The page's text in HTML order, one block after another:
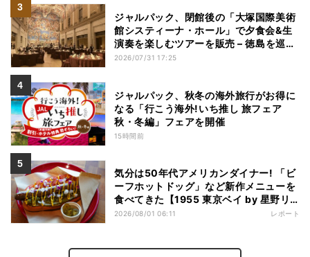
ジャルパック、閉館後の「大塚国際美術
館システィーナ・ホール」で夕食会&生
演奏を楽しむツアーを販売 – 徳島を巡る
5つのコース
2026/07/31 17:25
ジャルパック、秋冬の海外旅行がお得に
なる「行こう海外!いち推し 旅フェア
秋・冬編」フェアを開催
15時間前
気分は50年代アメリカンダイナー! 「ビ
ーフホットドッグ」など新作メニューを
食べてきた【1955 東京ベイ by 星野リ
ゾート宿泊レポ】
2026/08/01 06:11 レポート